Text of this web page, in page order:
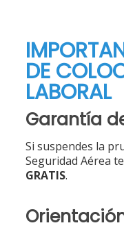
DE
LABORAL
Garantía
Si suspendes la
Seguridad Aérea
GRATIS.